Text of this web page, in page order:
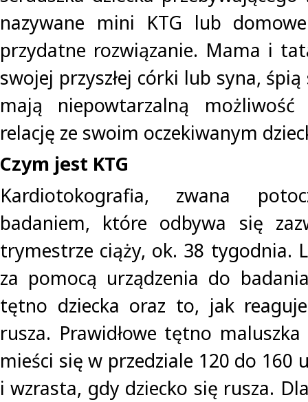
nazywane mini KTG lub
przydatne rozwiązanie. Mama i
swojej przyszłej córki lub syna,
mają niepowtarzalną możliwość
relację ze swoim oczekiwanym
Czym jest KTG
Kardiotokografia, zwana
badaniem, które odbywa się
trymestrze ciąży, ok. 38 tygodnia.
za pomocą urządzenia do
tętno dziecka oraz to, jak
rusza. Prawidłowe tętno
mieści się w przedziale 120 do 160
i wzrasta, gdy dziecko się rusza.